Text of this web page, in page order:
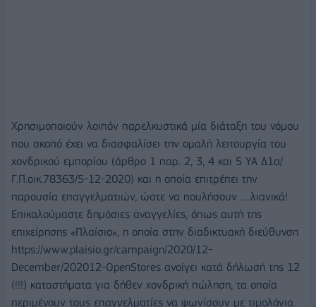
Χρησιμοποιούν λοιπόν παρελκυστικά μία διάταξη του νόμου
που σκοπό έχει να διασφαλίσει την ομαλή λειτουργία του
χονδρικού εμπορίου (άρθρο 1 παρ. 2, 3, 4 και 5 ΥΑ Δ1α/
Γ.Π.οικ.78363/5-12-2020) και η οποία επιτρέπει την
παρουσία επαγγελματιών, ώστε να πουλήσουν ….λιανικά!
Επικαλούμαστε δημόσιες αναγγελίες, όπως αυτή της
επιχείρησης «Πλαίσιο», η οποία στην διαδικτυακή διεύθυνση
https://www.plaisio.gr/campaign/2020/12-
December/202012-OpenStores ανοίγει κατά δήλωσή της 12
(!!!) καταστήματα για δήθεν χονδρική πώληση, τα οποία
περιμένουν τους επαγγελματίες να ψωνίσουν με τιμολόγιο.